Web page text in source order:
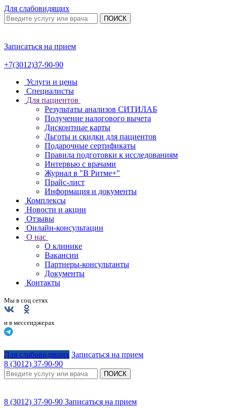
Для слабовидящих
ПОИСК
Записаться на прием
+7(3012)37-90-90
Услуги и цены
Специалисты
Для пациентов
Результаты анализов СИТИЛАБ
Получение налогового вычета
Дисконтные карты
Льготы и скидки для пациентов
Подарочные сертификаты
Правила подготовки к исследованиям
Интервью с врачами
Журнал в "В Ритме+"
Прайс-лист
Информация и документы
Комплексы
Новости и акции
Отзывы
Онлайн-консультации
О нас
О клинике
Вакансии
Партнеры-консультанты
Документы
Контакты
Мы в соц сетях
и в мессенджерах
Для слабовидящих Записаться на прием
8 (3012) 37-90-90
ПОИСК
8 (3012) 37-90-90 Записаться на прием